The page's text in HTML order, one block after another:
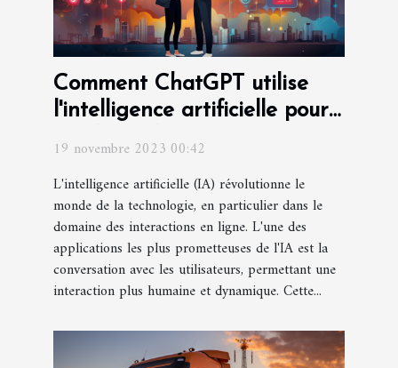
Comment ChatGPT utilise
l'intelligence artificielle pour
19 novembre 2023 00:42
L'intelligence artificielle (IA) révolutionne le
monde de la technologie, en particulier dans le
domaine des interactions en ligne. L'une des
applications les plus prometteuses de l'IA est la
conversation avec les utilisateurs, permettant une
interaction plus humaine et dynamique. Cette...